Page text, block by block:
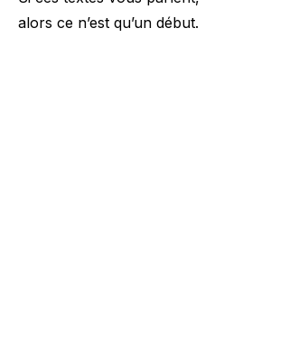
alors ce n’est qu’un début.